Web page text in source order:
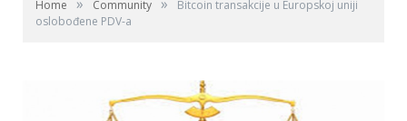
Home Community
Bitcoin transakcije u Europskoj uniji
oslobođene PDV-a